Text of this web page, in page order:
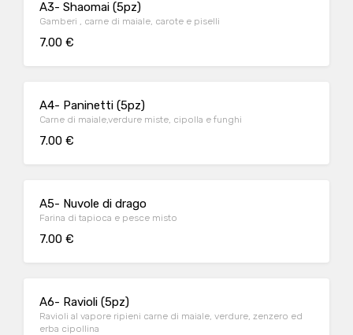
A3- Shaomai (5pz)
Gamberi , carne di maiale, carote e piselli
7.00 €
A4- Paninetti (5pz)
Carne di maiale,verdure miste, cipolla e funghi
7.00 €
A5- Nuvole di drago
Farina di tapioca e pesce misto
7.00 €
A6- Ravioli (5pz)
Ravioli al vapore ripieni carne di maiale, verdure, zenzero ed
erba cipollina